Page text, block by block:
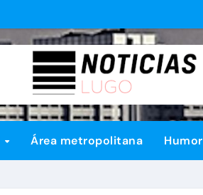
Área metropolitana Humor